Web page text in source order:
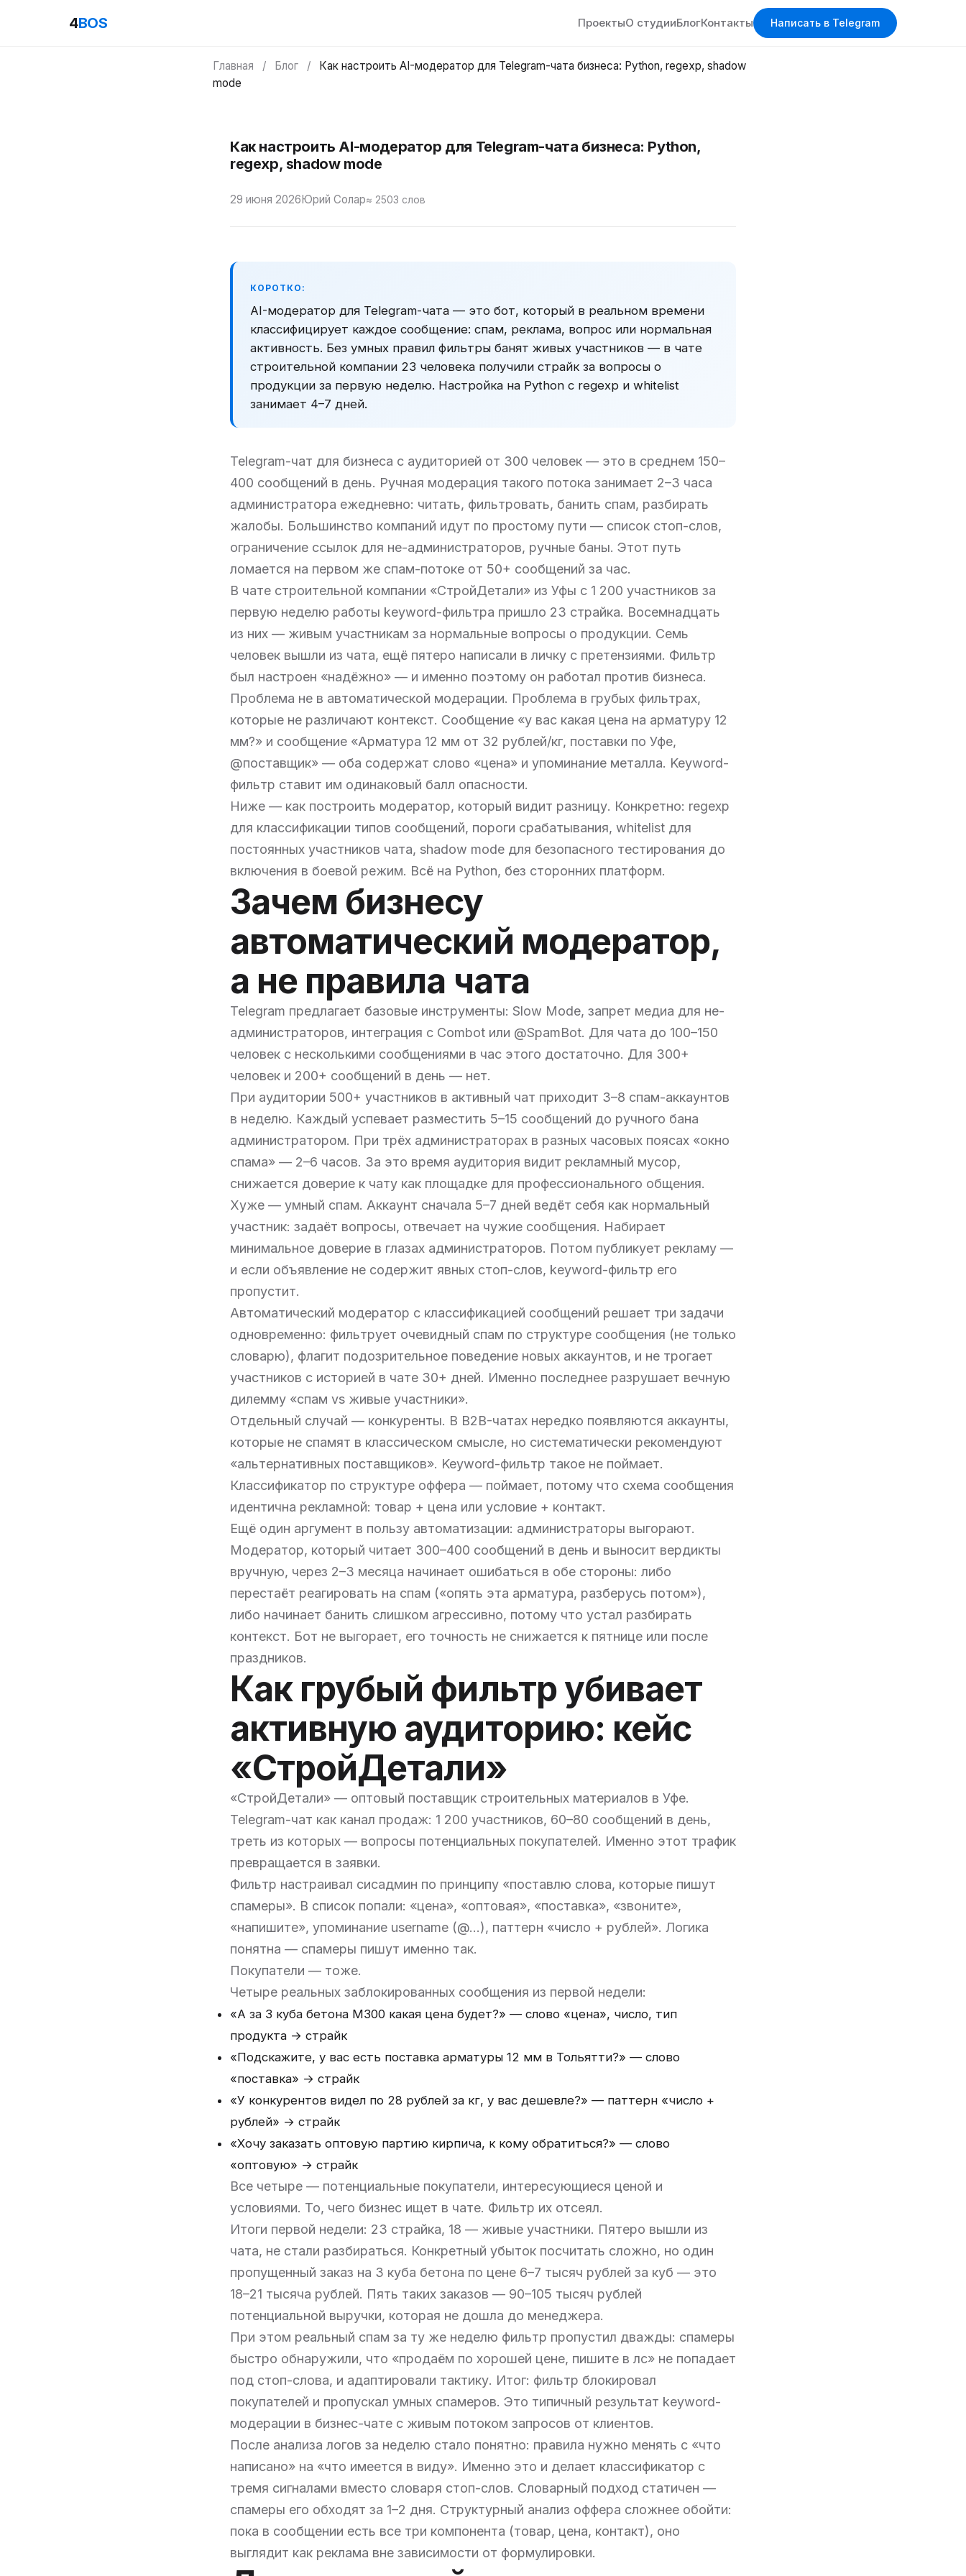
4BOS ПроектыО студииБлогКонтакты Написать в Telegram
Главная / Блог /
Как настроить AI-модератор для Telegram-чата бизнеса: Python, regexp, shadow
mode
Как настроить AI-модератор для Telegram-чата бизнеса: Python,
regexp, shadow mode
29 июня 2026Юрий Солар≈ 2503 слов
КОРОТКО:
AI-модератор для Telegram-чата — это бот, который в реальном времени
классифицирует каждое сообщение: спам, реклама, вопрос или нормальная
активность. Без умных правил фильтры банят живых участников — в чате
строительной компании 23 человека получили страйк за вопросы о
продукции за первую неделю. Настройка на Python с regexp и whitelist
занимает 4–7 дней.
Telegram-чат для бизнеса с аудиторией от 300 человек — это в среднем 150–
400 сообщений в день. Ручная модерация такого потока занимает 2–3 часа
администратора ежедневно: читать, фильтровать, банить спам, разбирать
жалобы. Большинство компаний идут по простому пути — список стоп-слов,
ограничение ссылок для не-администраторов, ручные баны. Этот путь
ломается на первом же спам-потоке от 50+ сообщений за час.
В чате строительной компании «СтройДетали» из Уфы с 1 200 участников за
первую неделю работы keyword-фильтра пришло 23 страйка. Восемнадцать
из них — живым участникам за нормальные вопросы о продукции. Семь
человек вышли из чата, ещё пятеро написали в личку с претензиями. Фильтр
был настроен «надёжно» — и именно поэтому он работал против бизнеса.
Проблема не в автоматической модерации. Проблема в грубых фильтрах,
которые не различают контекст. Сообщение «у вас какая цена на арматуру 12
мм?» и сообщение «Арматура 12 мм от 32 рублей/кг, поставки по Уфе,
@поставщик» — оба содержат слово «цена» и упоминание металла. Keyword-
фильтр ставит им одинаковый балл опасности.
Ниже — как построить модератор, который видит разницу. Конкретно: regexp
для классификации типов сообщений, пороги срабатывания, whitelist для
постоянных участников чата, shadow mode для безопасного тестирования до
включения в боевой режим. Всё на Python, без сторонних платформ.
Зачем бизнесу
автоматический модератор,
а не правила чата
Telegram предлагает базовые инструменты: Slow Mode, запрет медиа для не-
администраторов, интеграция с Combot или @SpamBot. Для чата до 100–150
человек с несколькими сообщениями в час этого достаточно. Для 300+
человек и 200+ сообщений в день — нет.
При аудитории 500+ участников в активный чат приходит 3–8 спам-аккаунтов
в неделю. Каждый успевает разместить 5–15 сообщений до ручного бана
администратором. При трёх администраторах в разных часовых поясах «окно
спама» — 2–6 часов. За это время аудитория видит рекламный мусор,
снижается доверие к чату как площадке для профессионального общения.
Хуже — умный спам. Аккаунт сначала 5–7 дней ведёт себя как нормальный
участник: задаёт вопросы, отвечает на чужие сообщения. Набирает
минимальное доверие в глазах администраторов. Потом публикует рекламу —
и если объявление не содержит явных стоп-слов, keyword-фильтр его
пропустит.
Автоматический модератор с классификацией сообщений решает три задачи
одновременно: фильтрует очевидный спам по структуре сообщения (не только
словарю), флагит подозрительное поведение новых аккаунтов, и не трогает
участников с историей в чате 30+ дней. Именно последнее разрушает вечную
дилемму «спам vs живые участники».
Отдельный случай — конкуренты. В B2B-чатах нередко появляются аккаунты,
которые не спамят в классическом смысле, но систематически рекомендуют
«альтернативных поставщиков». Keyword-фильтр такое не поймает.
Классификатор по структуре оффера — поймает, потому что схема сообщения
идентична рекламной: товар + цена или условие + контакт.
Ещё один аргумент в пользу автоматизации: администраторы выгорают.
Модератор, который читает 300–400 сообщений в день и выносит вердикты
вручную, через 2–3 месяца начинает ошибаться в обе стороны: либо
перестаёт реагировать на спам («опять эта арматура, разберусь потом»),
либо начинает банить слишком агрессивно, потому что устал разбирать
контекст. Бот не выгорает, его точность не снижается к пятнице или после
праздников.
Как грубый фильтр убивает
активную аудиторию: кейс
«СтройДетали»
«СтройДетали» — оптовый поставщик строительных материалов в Уфе.
Telegram-чат как канал продаж: 1 200 участников, 60–80 сообщений в день,
треть из которых — вопросы потенциальных покупателей. Именно этот трафик
превращается в заявки.
Фильтр настраивал сисадмин по принципу «поставлю слова, которые пишут
спамеры». В список попали: «цена», «оптовая», «поставка», «звоните»,
«напишите», упоминание username (@...), паттерн «число + рублей». Логика
понятна — спамеры пишут именно так.
Покупатели — тоже.
Четыре реальных заблокированных сообщения из первой недели:
«А за 3 куба бетона М300 какая цена будет?» — слово «цена», число, тип
продукта → страйк
«Подскажите, у вас есть поставка арматуры 12 мм в Тольятти?» — слово
«поставка» → страйк
«У конкурентов видел по 28 рублей за кг, у вас дешевле?» — паттерн «число +
рублей» → страйк
«Хочу заказать оптовую партию кирпича, к кому обратиться?» — слово
«оптовую» → страйк
Все четыре — потенциальные покупатели, интересующиеся ценой и
условиями. То, чего бизнес ищет в чате. Фильтр их отсеял.
Итоги первой недели: 23 страйка, 18 — живые участники. Пятеро вышли из
чата, не стали разбираться. Конкретный убыток посчитать сложно, но один
пропущенный заказ на 3 куба бетона по цене 6–7 тысяч рублей за куб — это
18–21 тысяча рублей. Пять таких заказов — 90–105 тысяч рублей
потенциальной выручки, которая не дошла до менеджера.
При этом реальный спам за ту же неделю фильтр пропустил дважды: спамеры
быстро обнаружили, что «продаём по хорошей цене, пишите в лс» не попадает
под стоп-слова, и адаптировали тактику. Итог: фильтр блокировал
покупателей и пропускал умных спамеров. Это типичный результат keyword-
модерации в бизнес-чате с живым потоком запросов от клиентов.
После анализа логов за неделю стало понятно: правила нужно менять с «что
написано» на «что имеется в виду». Именно это и делает классификатор с
тремя сигналами вместо словаря стоп-слов. Словарный подход статичен —
спамеры его обходят за 1–2 дня. Структурный анализ оффера сложнее обойти:
пока в сообщении есть все три компонента (товар, цена, контакт), оно
выглядит как реклама вне зависимости от формулировки.